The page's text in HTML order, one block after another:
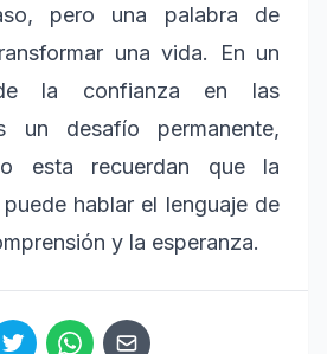
pero una palabra de
una vida. En un
la confianza en las
un desafío permanente,
esta recuerdan que la
hablar el lenguaje de
y la esperanza.